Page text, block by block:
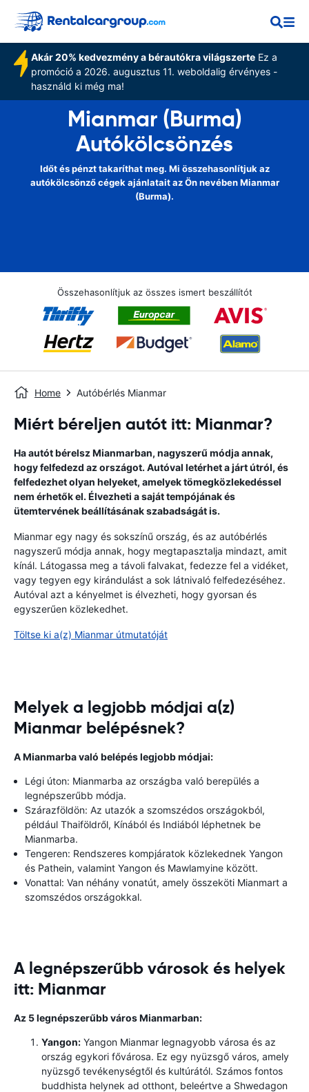
Akár 20% kedvezmény a bérautókra világszerteEz a
promóció a 2026. augusztus 11. weboldalig érvényes -
használd ki még ma!
Mianmar (Burma)
Autókölcsönzés
Időt és pénzt takaríthat meg. Mi összehasonlítjuk az
autókölcsönző cégek ajánlatait az Ön nevében Mianmar
(Burma).
Összehasonlítjuk az összes ismert beszállítót
Home Autóbérlés Mianmar
Miért béreljen autót itt: Mianmar?
Ha autót bérelsz Mianmarban, nagyszerű módja annak,
hogy felfedezd az országot. Autóval letérhet a járt útról, és
felfedezhet olyan helyeket, amelyek tömegközlekedéssel
nem érhetők el. Élvezheti a saját tempójának és
ütemtervének beállításának szabadságát is.
Mianmar egy nagy és sokszínű ország, és az autóbérlés
nagyszerű módja annak, hogy megtapasztalja mindazt, amit
kínál. Látogassa meg a távoli falvakat, fedezze fel a vidéket,
vagy tegyen egy kirándulást a sok látnivaló felfedezéséhez.
Autóval azt a kényelmet is élvezheti, hogy gyorsan és
egyszerűen közlekedhet.
Töltse ki a(z) Mianmar útmutatóját
Melyek a legjobb módjai a(z)
Mianmar belépésnek?
A Mianmarba való belépés legjobb módjai:
Légi úton: Mianmarba az országba való berepülés a
legnépszerűbb módja.
Szárazföldön: Az utazók a szomszédos országokból,
például Thaiföldről, Kínából és Indiából léphetnek be
Mianmarba.
Tengeren: Rendszeres kompjáratok közlekednek Yangon
és Pathein, valamint Yangon és Mawlamyine között.
Vonattal: Van néhány vonatút, amely összeköti Mianmart a
szomszédos országokkal.
A legnépszerűbb városok és helyek
itt: Mianmar
Az 5 legnépszerűbb város Mianmarban:
Yangon: Yangon Mianmar legnagyobb városa és az
ország egykori fővárosa. Ez egy nyüzsgő város, amely
nyüzsgő tevékenységtől és kultúrától. Számos fontos
buddhista helynek ad otthont, beleértve a Shwedagon